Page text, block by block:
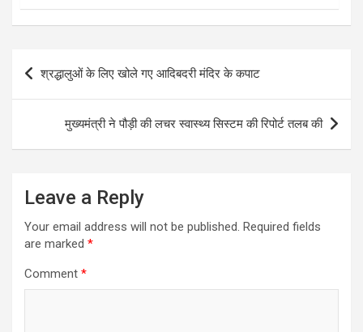
Post
navigation
श्रद्धालुओं के लिए खोले गए आदिबदरी मंदिर के कपाट
मुख्यमंत्री ने पौड़ी की लचर स्वास्थ्य सिस्टम की रिपोर्ट तलब की
Leave a Reply
Your email address will not be published. Required fields
are marked *
Comment *